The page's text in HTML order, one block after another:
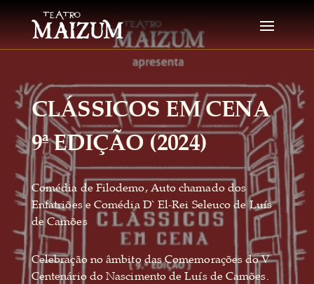
CLÁSSICOS EM CENA
9ª EDIÇÃO (2024)
Comédia de Filodemo, Auto chamado dos
Enfatriões e Comédia D` El-Rei Seleuco de Luís
de Camões
Celebração no âmbito das Comemorações do V
Centenário do Nascimento de Luís de Camões.